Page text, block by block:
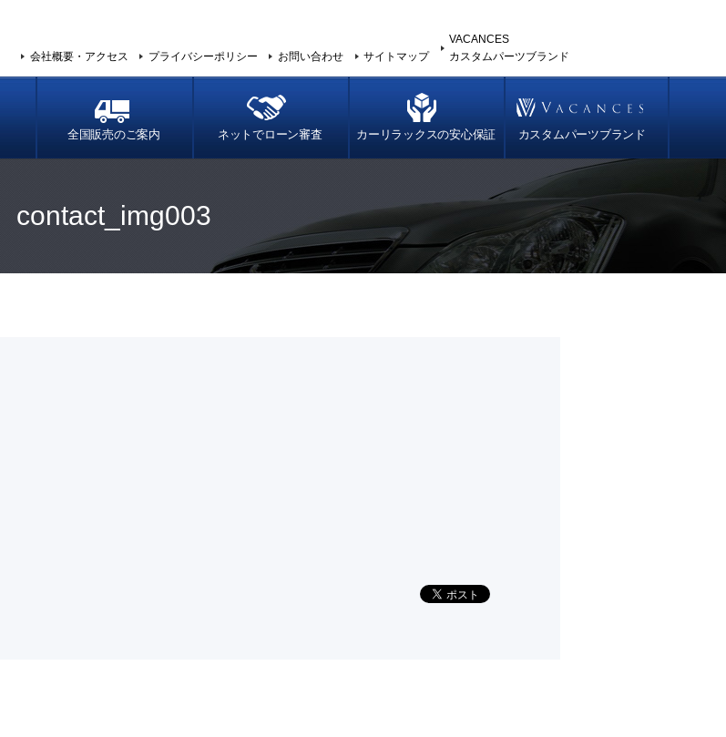
会社概要・アクセス プライバシーポリシー お問い合わせ サイトマップ
VACANCES
カスタムパーツブランド
全国販売のご案内 ネットでローン審査 カーリラックスの安心保証 カスタムパーツブランド
contact_img003